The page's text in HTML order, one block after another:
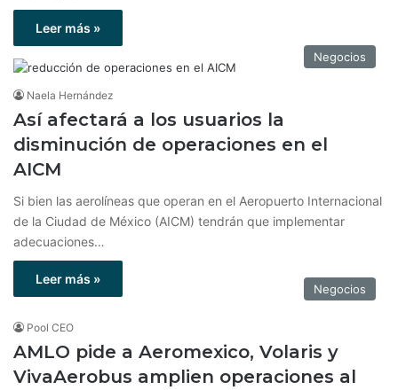
Leer más »
Negocios
Naela Hernández
Así afectará a los usuarios la
disminución de operaciones en el
AICM
Si bien las aerolíneas que operan en el Aeropuerto Internacional
de la Ciudad de México (AICM) tendrán que implementar
adecuaciones…
Leer más »
Negocios
Pool CEO
AMLO pide a Aeromexico, Volaris y
VivaAerobus amplien operaciones al